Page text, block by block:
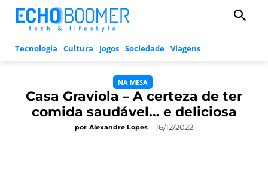
Tecnologia Cultura Jogos Sociedade Viagens
NA MESA
Casa Graviola – A certeza de ter
comida saudável… e deliciosa
por Alexandre Lopes 16/12/2022